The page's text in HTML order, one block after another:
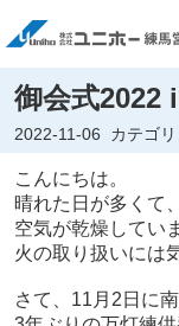
御会式2022
2022-11-06 カテゴリ
こんにちは。
晴れた日が多くて
空気が乾燥してい
火の取り扱いには
さて、11月2日に